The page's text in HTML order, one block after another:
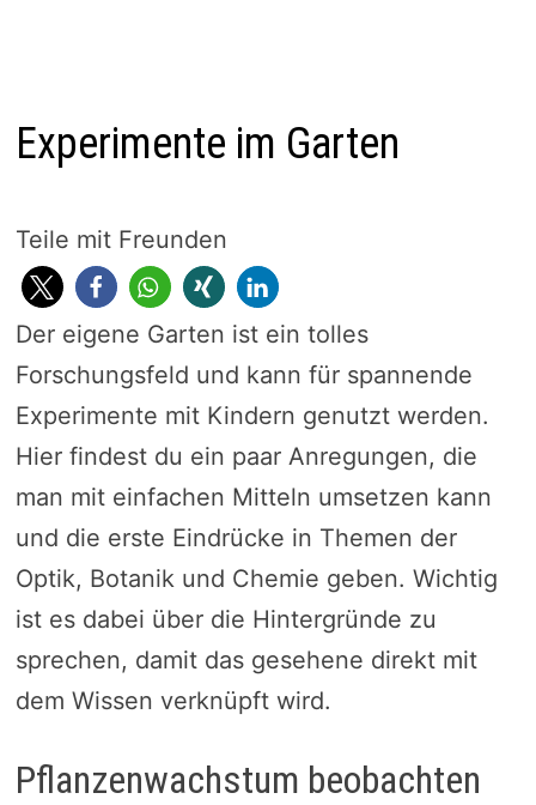
Experimente im Garten
Teile mit Freunden
Der eigene Garten ist ein tolles
Forschungsfeld und kann für spannende
Experimente mit Kindern genutzt werden.
Hier findest du ein paar Anregungen, die
man mit einfachen Mitteln umsetzen kann
und die erste Eindrücke in Themen der
Optik, Botanik und Chemie geben. Wichtig
ist es dabei über die Hintergründe zu
sprechen, damit das gesehene direkt mit
dem Wissen verknüpft wird.
Pflanzenwachstum beobachten